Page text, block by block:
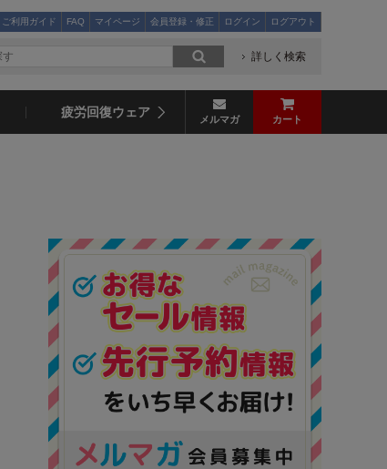
ご利用ガイド FAQ マイページ 会員登録・修正 ログイン ログアウト
詳しく検索
疲労回復ウェア メルマガ カート